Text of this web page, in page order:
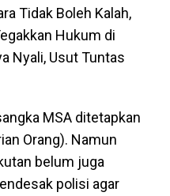
Tidak Boleh Kalah,
Hukum di
Nyali, Usut Tuntas
MSA ditetapkan
Orang). Namun
belum juga
polisi agar